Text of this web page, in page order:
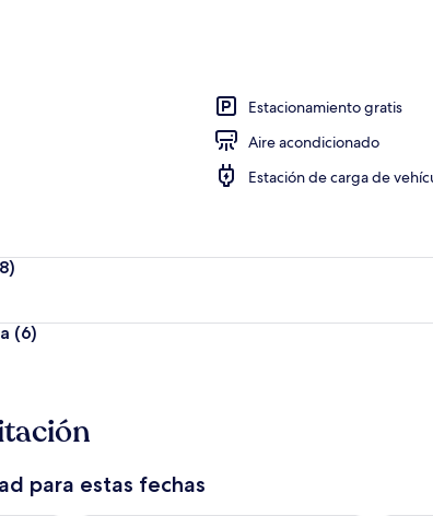
Estacionamiento gratis
Aire acondicionado
Estación de carga de
(6)
para estas fechas